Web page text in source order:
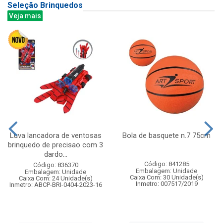
Seleção Brinquedos
Veja mais
Luva lancadora de ventosas
brinquedo de precisao com 3
dardo...
Código: 836370
Embalagem: Unidade
Caixa Com: 24 Unidade(s)
Inmetro: ABCP-BRI-0404-2023-16
Bola de basquete n.7 75cm
Código: 841285
Embalagem: Unidade
Caixa Com: 30 Unidade(s)
Inmetro: 007517/2019